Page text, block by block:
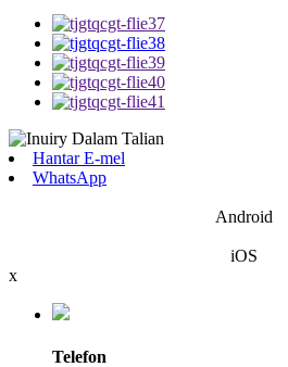
Hantar E-mel
WhatsApp
Android
iOS
x
Telefon